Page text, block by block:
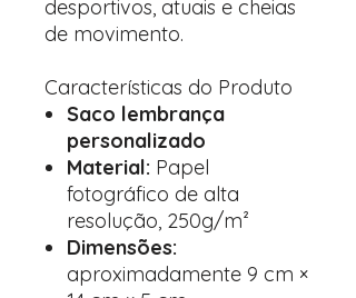
desportivos, atuais e cheias
de movimento.
Características do Produto
Saco lembrança
personalizado
Material: Papel
fotográfico de alta
resolução, 250g/m²
Dimensões:
aproximadamente 9 cm ×